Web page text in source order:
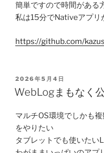
簡単ですので時間がある
私は15分でNativeアプリ
https://github.com/
POSTED
ON
2026年5月4日
WebLogまもなく
マルチOS環境でしかも
をやりたい
タブレットでも使いたい